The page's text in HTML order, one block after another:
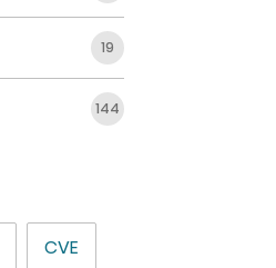
19
144
CVE